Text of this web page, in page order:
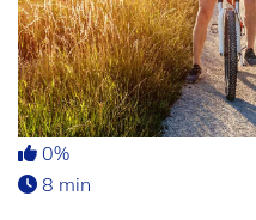
0%
8 min